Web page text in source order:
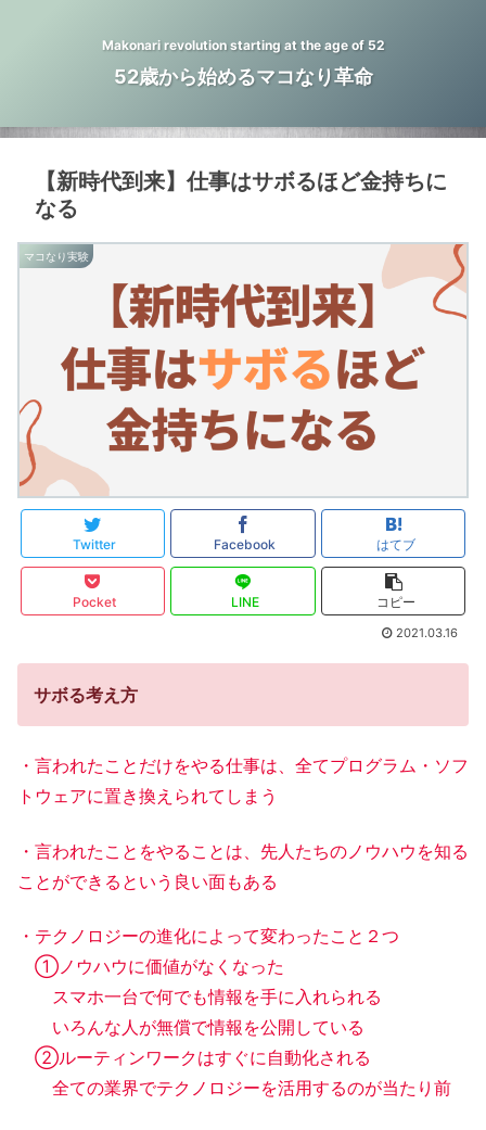
Makonari revolution starting at the age of 52
52歳から始めるマコなり革命
【新時代到来】仕事はサボるほど金持ちに
なる
マコなり実験
Twitter Facebook はてブ
Pocket LINE コピー
2021.03.16
サボる考え方
・言われたことだけをやる仕事は、全てプログラム・ソフ
トウェアに置き換えられてしまう
・言われたことをやることは、先人たちのノウハウを知る
ことができるという良い面もある
・テクノロジーの進化によって変わったこと２つ
①ノウハウに価値がなくなった
スマホ一台で何でも情報を手に入れられる
いろんな人が無償で情報を公開している
②ルーティンワークはすぐに自動化される
全ての業界でテクノロジーを活用するのが当たり前